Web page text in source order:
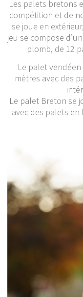
Les palets bretons
compétition et de
se joue en
jeu se compose
plomb, de 12
Le palet
mètres avec des
Le palet Breton se
avec des palets